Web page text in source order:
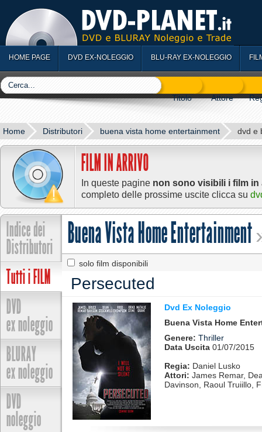
HOME PAGE DVD EX-NOLEGGIO BLU-RAY EX-NOLEGGIO
Home Distributori buena vista home entertainment dvd e
FILM IN ARRIVO
In queste pagine non sono visibili i film in
completo delle prossime uscite clicca su
Indice dei
Distributori
Tutti i FILM
DVD
ex noleggio
BLURAY
ex noleggio
DVD
noleggio
Buena Vista Home Entertainment
solo film disponibili
Persecuted
Dvd Ex Noleggio
Buena Vista Home
Genere: Thriller
Data Uscita 01/07/2015
Regia: Daniel Lusko
Attori: James Remar,
Davinson, Raoul Truiillo,